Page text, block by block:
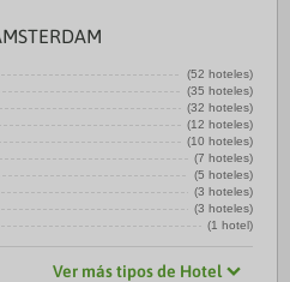
(52 hoteles)
(35 hoteles)
(32 hoteles)
(12 hoteles)
(10 hoteles)
(7 hoteles)
(5 hoteles)
(3 hoteles)
(3 hoteles)
(1 hotel)
Ver más tipos de Hotel